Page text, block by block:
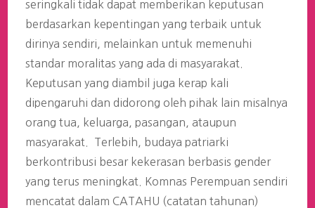
seringkali tidak dapat memberikan keputusan
berdasarkan kepentingan yang terbaik untuk
dirinya sendiri, melainkan untuk memenuhi
standar moralitas yang ada di masyarakat.
Keputusan yang diambil juga kerap kali
dipengaruhi dan didorong oleh pihak lain misalnya
orang tua, keluarga, pasangan, ataupun
masyarakat. Terlebih, budaya patriarki
berkontribusi besar kekerasan berbasis gender
yang terus meningkat. Komnas Perempuan sendiri
mencatat dalam CATAHU (catatan tahunan)